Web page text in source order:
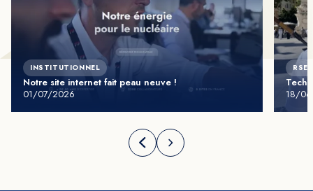
INSTITUTIONNEL
Notre site internet fait peau neuve !
01/07/2026
RSE
18/